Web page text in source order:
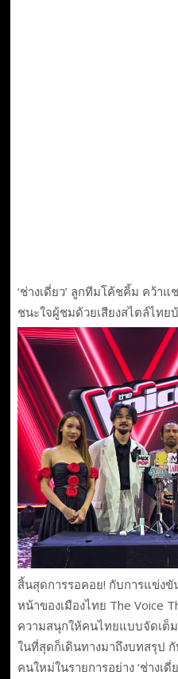
‘ช่างเดี่ยว’ ลูกทีมโค้ชคิ้ม คว้า
ชนะใจผู้ชมด้วยเสียงสไตล์ไท
สิ้นสุดการรอคอย! กับการแข่งขั
หน้าของเมืองไทย The Voice
ความสนุกให้คนไทยแบบจัดเต็ม
ในที่สุดก็เดินทางมาถึงบทสรุป
คนใหม่ในรายการอย่าง ‘ช่าง